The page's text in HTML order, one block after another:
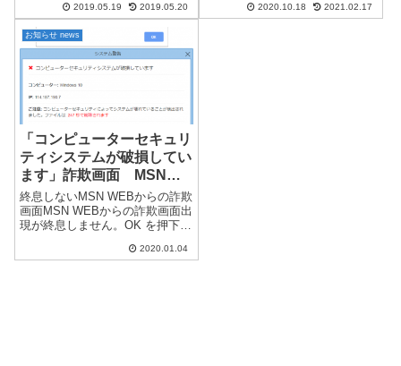
多いので悪質なページが紛れ込
むのでしょう。日本語OSなのに
Englishのペ...
2019.05.19 2019.05.20
回目特別定額給付金の特設サイ
2020.10.18 2021.02.17
お知らせ news
「コンピューターセキュリ
ティシステムが破損してい
ます」詐欺画面 MSN
WEBより発生します。
終息しないMSN WEBからの詐欺
画面MSN WEBからの詐欺画面出
現が終息しません。OK を押下し
ます。↓（更新はしないよう
2020.01.04